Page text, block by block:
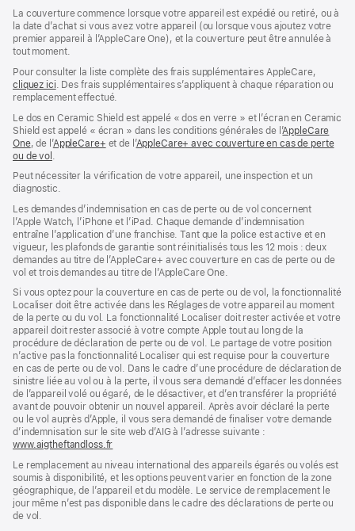
La couverture commence lorsque votre appareil est expédié ou retiré, ou à
la date d’achat si vous avez votre appareil (ou lorsque vous ajoutez votre
premier appareil à l’AppleCare One), et la couverture peut être annulée à
tout moment.
Pour consulter la liste complète des frais supplémentaires AppleCare,
cliquez ici(s’ouvre
dans
nouvelle
fenêtre)
. Des frais supplémentaires s’appliquent à chaque réparation ou
remplacement effectué.
Le dos en Ceramic Shield est appelé « dos en verre » et l’écran en Ceramic
Shield est appelé « écran » dans les conditions générales de l’AppleCare
One(s’ouvre
dans
nouvelle
fenêtre)
, de l’AppleCare+ (s’ouvre
nouvelle
et de l’AppleCare+ avec couverture en cas de perte
ou de vol
une
nouvelle
fenêtre)
Peut nécessiter la vérification de votre appareil, une inspection et un
diagnostic.
Les demandes d’indemnisation en cas de perte ou de vol concernent
l’Apple Watch, l’iPhone et l’iPad. Chaque demande d’indemnisation
entraîne l’application d’une franchise. Tant que la police est active et en
vigueur, les plafonds de garantie sont réinitialisés tous les 12 mois : deux
demandes au titre de l’AppleCare+ avec couverture en cas de perte ou de
vol et trois demandes au titre de l’AppleCare One.
Si vous optez pour la couverture en cas de perte ou de vol, la fonctionnalité
Localiser doit être activée dans les Réglages de votre appareil au moment
de la perte ou du vol. La fonctionnalité Localiser doit rester activée et votre
appareil doit rester associé à votre compte Apple tout au long de la
procédure de déclaration de perte ou de vol. Le partage de votre position
n’active pas la fonctionnalité Localiser qui est requise pour la couverture
en cas de perte ou de vol. Dans le cadre d’une procédure de déclaration de
sinistre liée au vol ou à la perte, il vous sera demandé d’effacer les données
de l’appareil volé ou égaré, de le désactiver, et d’en transférer la propriété
avant de pouvoir obtenir un nouvel appareil. Après avoir déclaré la perte
ou le vol auprès d’Apple, il vous sera demandé de finaliser votre demande
d’indemnisation sur le site web d’AIG à l’adresse suivante :
www.aigtheftandloss.fr
une
nouvelle
fenêtre)
Le remplacement au niveau international des appareils égarés ou volés est
soumis à disponibilité, et les options peuvent varier en fonction de la zone
géographique, de l’appareil et du modèle. Le service de remplacement le
jour même n’est pas disponible dans le cadre des déclarations de perte ou
de vol.